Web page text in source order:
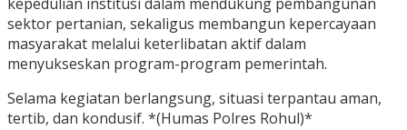
sektor pertanian, sekaligus membangun kepercayaan
masyarakat melalui keterlibatan aktif dalam
menyukseskan program-program pemerintah.
Selama kegiatan berlangsung, situasi terpantau aman,
tertib, dan kondusif. *(Humas Polres Rohul)*